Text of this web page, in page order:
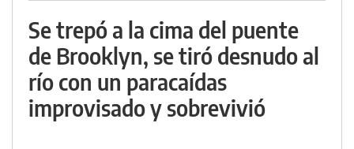
Se trepó a la cima del puente
de Brooklyn, se tiró desnudo al
río con un paracaídas
improvisado y sobrevivió